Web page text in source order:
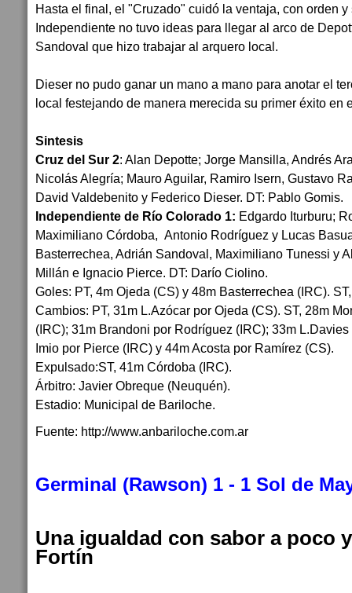
Hasta el final, el "Cruzado" cuidó la ventaja, con orden
Independiente no tuvo ideas para llegar al arco de
Sandoval que hizo trabajar al arquero local.
Dieser no pudo ganar un mano a mano para anotar el
local festejando de manera merecida su primer éxito en
Sintesis
Cruz del Sur 2: Alan Depotte; Jorge Mansilla, Andrés
Nicolás Alegría; Mauro Aguilar, Ramiro Isern, Gustavo
David Valdebenito y Federico Dieser. DT: Pablo Gomis.
Independiente de Río Colorado 1: Edgardo Iturburu;
Maximiliano Córdoba, Antonio Rodríguez y Lucas
Basterrechea, Adrián Sandoval, Maximiliano Tunessi y
Millán e Ignacio Pierce. DT: Darío Ciolino.
Goles: PT, 4m Ojeda (CS) y 48m Basterrechea (IRC).
Cambios: PT, 31m L.Azócar por Ojeda (CS). ST, 28m
(IRC); 31m Brandoni por Rodríguez (IRC); 33m
Imio por Pierce (IRC) y 44m Acosta por Ramírez (CS).
Expulsado:ST, 41m Córdoba (IRC).
Árbitro: Javier Obreque (Neuquén).
Estadio: Municipal de Bariloche.
Fuente: http://www.anbariloche.com.ar
Germinal (Rawson) 1 - 1 Sol de
Una igualdad con sabor a poco
Fortín